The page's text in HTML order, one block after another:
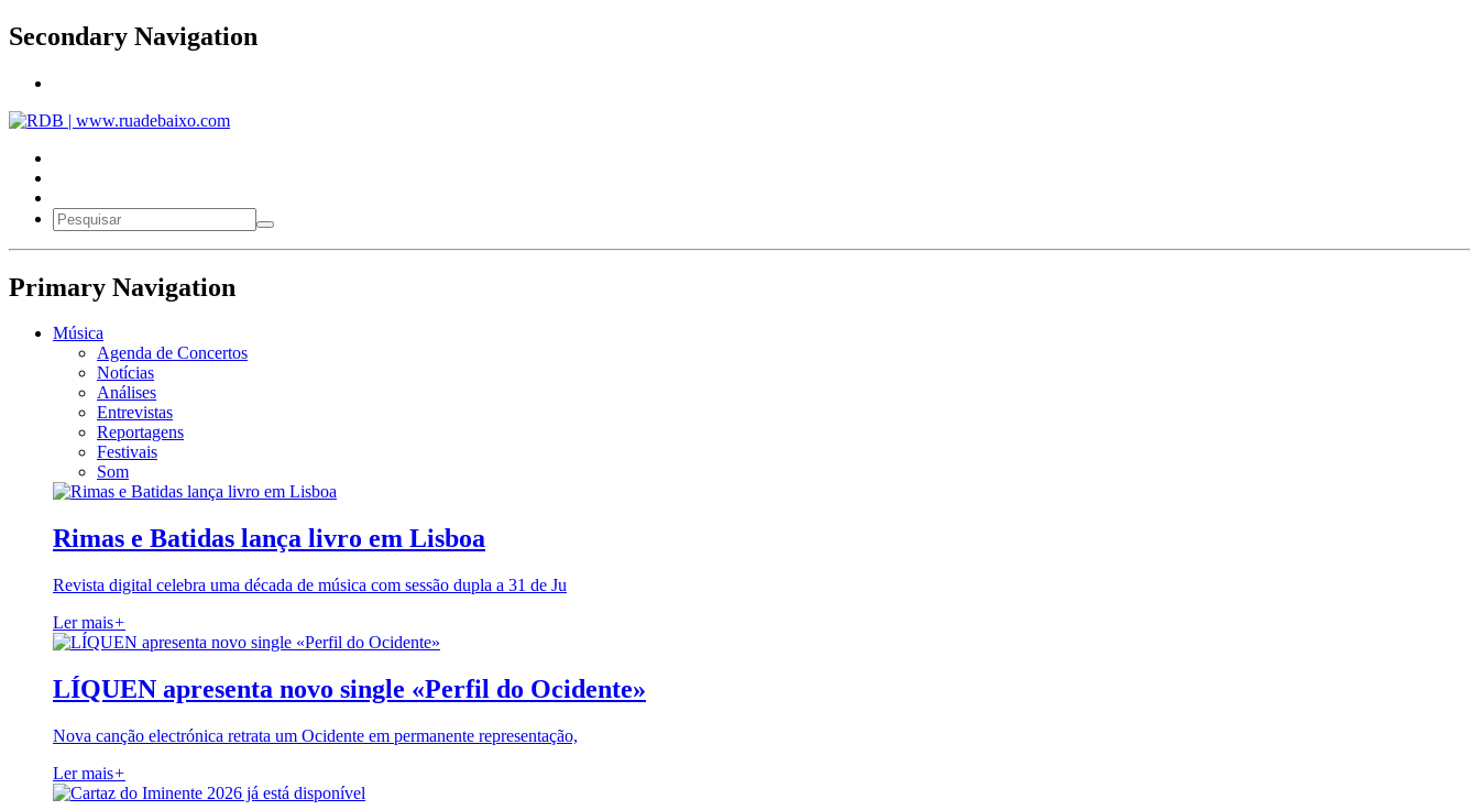
Secondary Navigation
Primary Navigation
Música
Agenda de Concertos
Notícias
Análises
Entrevistas
Reportagens
Festivais
Som
Rimas e Batidas lança livro em Lisboa
Revista digital celebra uma década de música com sessão dupla a 31 de Ju
Ler mais+
LÍQUEN apresenta novo single «Perfil do Ocidente»
Nova canção electrónica retrata um Ocidente em permanente representação,
Ler mais+